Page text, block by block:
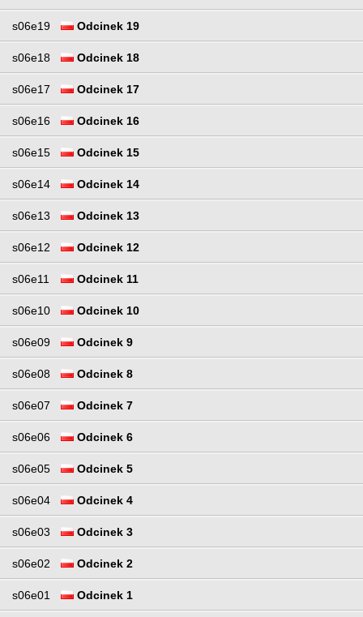
s06e19 Odcinek 19
s06e18 Odcinek 18
s06e17 Odcinek 17
s06e16 Odcinek 16
s06e15 Odcinek 15
s06e14 Odcinek 14
s06e13 Odcinek 13
s06e12 Odcinek 12
s06e11 Odcinek 11
s06e10 Odcinek 10
s06e09 Odcinek 9
s06e08 Odcinek 8
s06e07 Odcinek 7
s06e06 Odcinek 6
s06e05 Odcinek 5
s06e04 Odcinek 4
s06e03 Odcinek 3
s06e02 Odcinek 2
s06e01 Odcinek 1